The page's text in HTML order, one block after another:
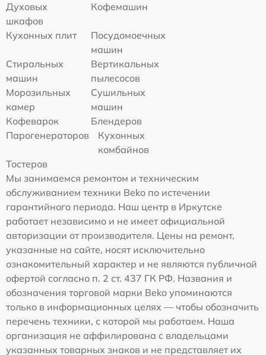
Духовых
шкафов
Кофемашин
Кухонных плит
Посудомоечных
машин
Стиральных
машин
Вертикальных
пылесосов
Морозильных
камер
Сушильных
машин
Кофеварок
Блендеров
Парогенераторов
Кухонных
комбайнов
Тостеров
Мы занимаемся ремонтом и техническим
обслуживанием техники Beko по истечении
гарантийного периода. Наш центр в Иркутске
работает независимо и не имеет официальной
авторизации от производителя. Цены на ремонт,
указанные на сайте, носят исключительно
ознакомительный характер и не являются публичной
офертой согласно п. 2 ст. 437 ГК РФ. Названия и
обозначения торговой марки Beko упоминаются
только в информационных целях — чтобы обозначить
перечень техники, с которой мы работаем. Наша
организация не аффилирована с владельцами
указанных товарных знаков и не представляет их